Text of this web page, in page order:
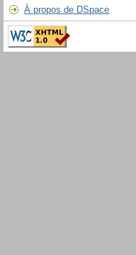
À propos de DSpace